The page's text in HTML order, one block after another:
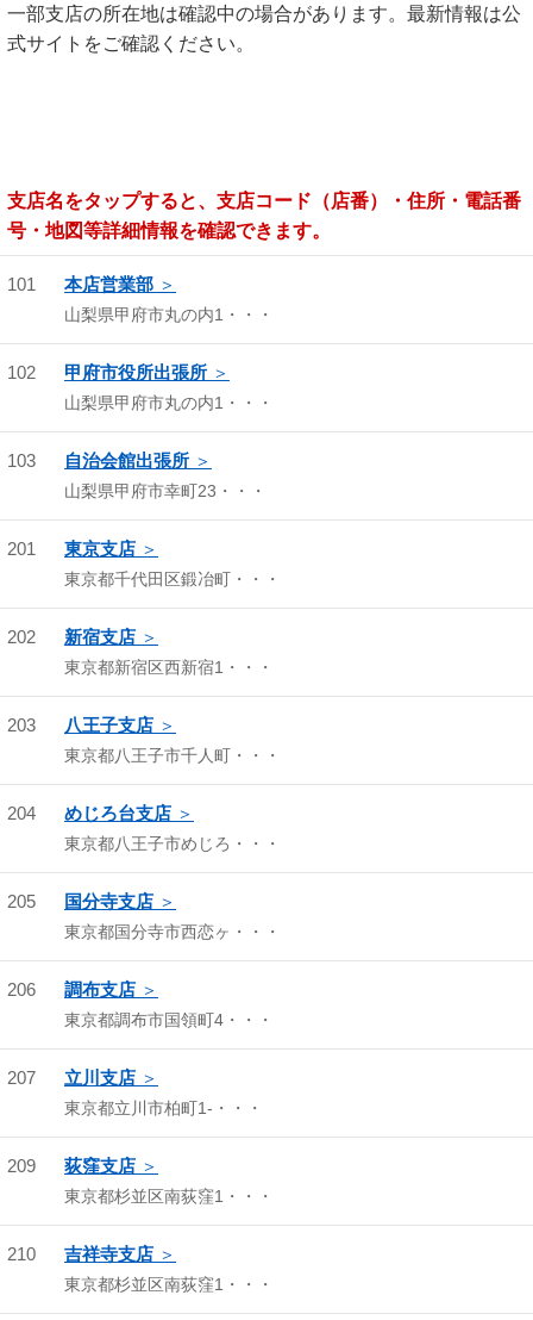
一部支店の所在地は確認中の場合があります。最新情報は公
式サイトをご確認ください。
支店名をタップすると、支店コード（店番）・住所・電話番
号・地図等詳細情報を確認できます。
101 本店営業部
山梨県甲府市丸の内1・・・
102 甲府市役所出張所
山梨県甲府市丸の内1・・・
103 自治会館出張所
山梨県甲府市幸町23・・・
201 東京支店
東京都千代田区鍛冶町・・・
202 新宿支店
東京都新宿区西新宿1・・・
203 八王子支店
東京都八王子市千人町・・・
204 めじろ台支店
東京都八王子市めじろ・・・
205 国分寺支店
東京都国分寺市西恋ヶ・・・
206 調布支店
東京都調布市国領町4・・・
207 立川支店
東京都立川市柏町1-・・・
209 荻窪支店
東京都杉並区南荻窪1・・・
210 吉祥寺支店
東京都杉並区南荻窪1・・・